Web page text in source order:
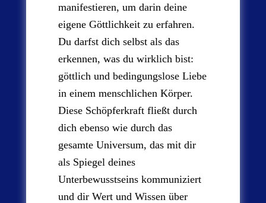
manifestieren, um darin deine
eigene Göttlichkeit zu erfahren.
Du darfst dich selbst als das
erkennen, was du wirklich bist:
göttlich und bedingungslose Liebe
in einem menschlichen Körper.
Diese Schöpferkraft fließt durch
dich ebenso wie durch das
gesamte Universum, das mit dir
als Spiegel deines
Unterbewusstseins kommuniziert
und dir Wert und Wissen über